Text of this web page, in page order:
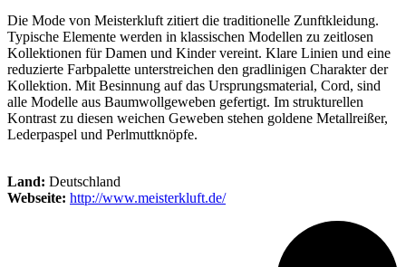
Die Mode von Meisterkluft zitiert die traditionelle Zunftkleidung.
Typische Elemente werden in klassischen Modellen zu zeitlosen
Kollektionen für Damen und Kinder vereint. Klare Linien und eine
reduzierte Farbpalette unterstreichen den gradlinigen Charakter der
Kollektion. Mit Besinnung auf das Ursprungsmaterial, Cord, sind
alle Modelle aus Baumwollgeweben gefertigt. Im strukturellen
Kontrast zu diesen weichen Geweben stehen goldene Metallreißer,
Lederpaspel und Perlmuttknöpfe.
Land: Deutschland
Webseite: http://www.meisterkluft.de/